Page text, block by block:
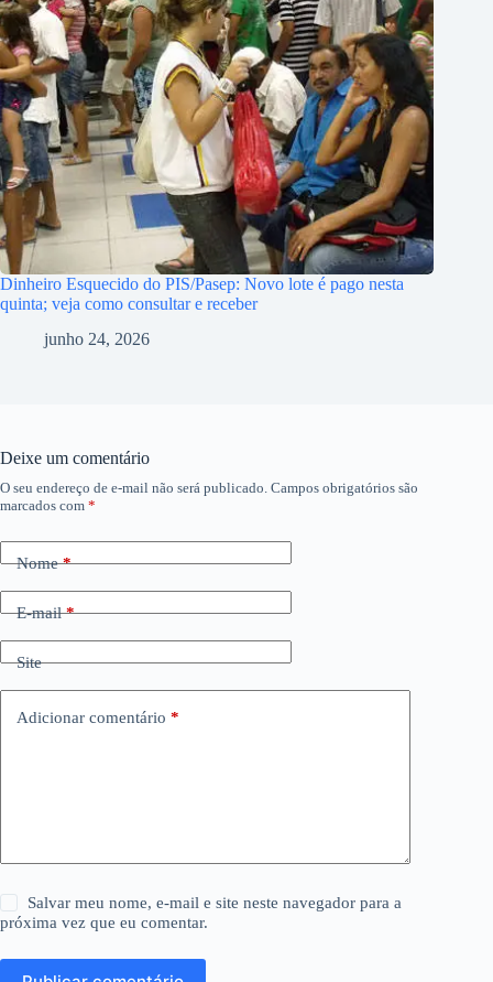
Dinheiro Esquecido do PIS/Pasep: Novo lote é pago nesta
quinta; veja como consultar e receber
junho 24, 2026
Deixe um comentário
O seu endereço de e-mail não será publicado. Campos obrigatórios são
marcados com *
Nome*
E-mail*
Site
Adicionar comentário *
Salvar meu nome, e-mail e site neste navegador para a
próxima vez que eu comentar.